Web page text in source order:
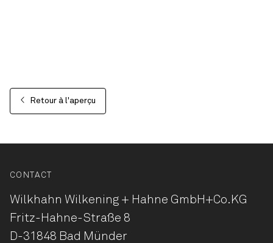
Retour à l'aperçu
CONTACT
Wilkhahn Wilkening + Hahne GmbH+Co.KG
Fritz-Hahne-Straße 8
D-31848 Bad Münder